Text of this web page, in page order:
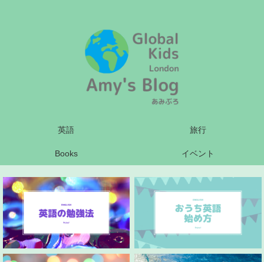
英語 旅行
Books イベント